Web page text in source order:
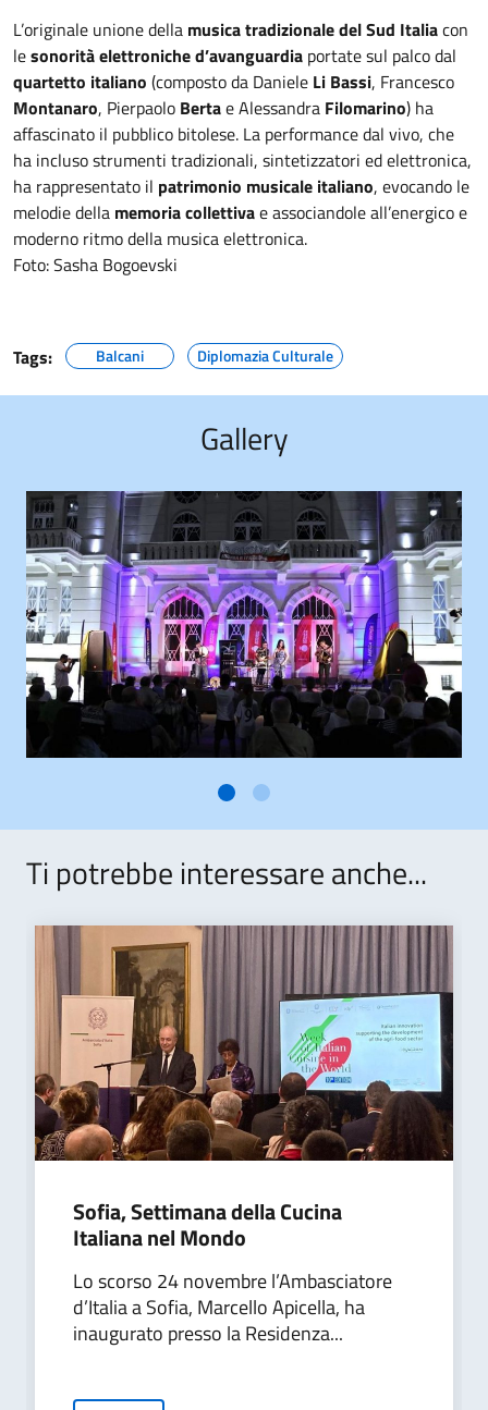
L’originale unione della musica tradizionale del Sud Italiacon
lesonorità elettroniche d’avanguardia portate sul palco dal
quartetto italiano (composto da Daniele Li Bassi, Francesco
Montanaro, Pierpaolo Bertae Alessandra Filomarino) ha
affascinato il pubblico bitolese. La performance dal vivo, che
ha incluso strumenti tradizionali, sintetizzatori ed elettronica,
ha rappresentato il patrimonio musicale italiano, evocando le
melodie della memoria collettivae associandole all’energico e
moderno ritmo della musica elettronica.
Foto: Sasha Bogoevski
Tags: Balcani Diplomazia Culturale
Gallery
Ti potrebbe interessare anche...
Sofia, Settimana della Cucina
Italiana nel Mondo
Lo scorso 24 novembre l’Ambasciatore
d’Italia a Sofia, Marcello Apicella, ha
inaugurato presso la Residenza...